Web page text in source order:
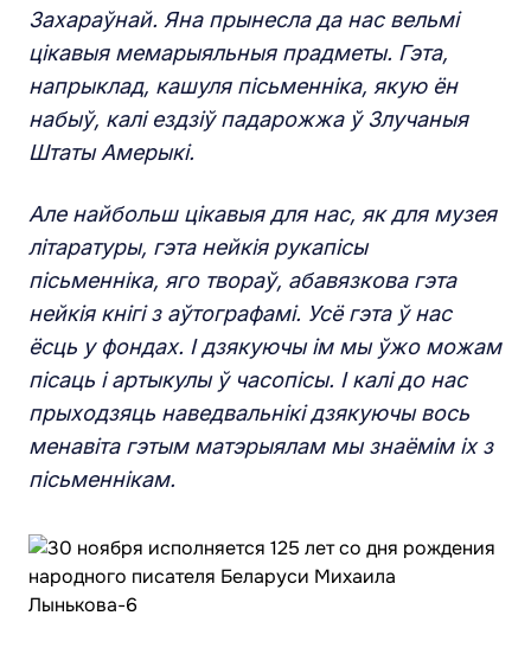
Захараўнай. Яна прынесла да нас вельмі
цікавыя мемарыяльныя прадметы. Гэта,
напрыклад, кашуля пісьменніка, якую ён
набыў, калі ездзіў падарожжа ў Злучаныя
Штаты Амерыкі.
Але найбольш цікавыя для нас, як для музея
літаратуры, гэта нейкія рукапісы
пісьменніка, яго твораў, абавязкова гэта
нейкія кнігі з аўтографамі. Усё гэта ў нас
ёсць у фондах. І дзякуючы ім мы ўжо можам
пісаць і артыкулы ў часопісы. І калі до нас
прыходзяць наведвальнікі дзякуючы вось
менавіта гэтым матэрыялам мы знаёмім іх з
пісьменнікам.